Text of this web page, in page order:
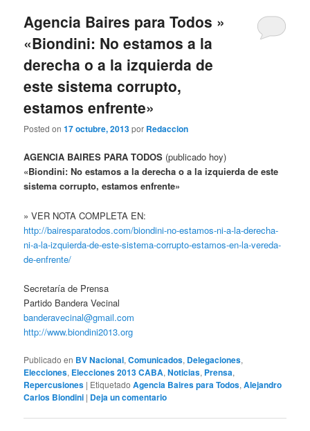
Agencia Baires para Todos »
«Biondini: No estamos a la
derecha o a la izquierda de
este sistema corrupto,
estamos enfrente»
Posted on17 octubre, 2013por Redaccion
AGENCIA BAIRES PARA TODOS (publicado hoy)
«Biondini: No estamos a la derecha o a la izquierda de este
sistema corrupto, estamos enfrente»
» VER NOTA COMPLETA EN:
http://bairesparatodos.com/biondini-no-estamos-ni-a-la-derecha-
ni-a-la-izquierda-de-este-sistema-corrupto-estamos-en-la-vereda-
de-enfrente/
Secretaría de Prensa
Partido Bandera Vecinal
banderavecinal@gmail.com
http://www.biondini2013.org
Publicado en BV Nacional,Comunicados, Delegaciones,
Elecciones, Elecciones 2013 CABA,Noticias, Prensa,
Repercusiones | Etiquetado Agencia Baires para Todos,Alejandro
Carlos Biondini | Deja un comentario